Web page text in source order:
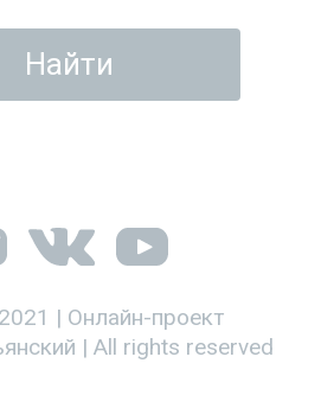
| Онлайн-проект
| All rights reserved